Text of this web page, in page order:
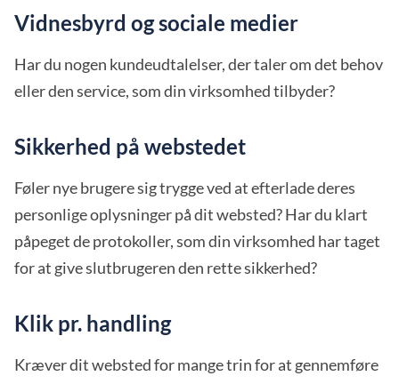
Vidnesbyrd og sociale medier
Har du nogen kundeudtalelser, der taler om det behov
eller den service, som din virksomhed tilbyder?
Sikkerhed på webstedet
Føler nye brugere sig trygge ved at efterlade deres
personlige oplysninger på dit websted? Har du klart
påpeget de protokoller, som din virksomhed har taget
for at give slutbrugeren den rette sikkerhed?
Klik pr. handling
Kræver dit websted for mange trin for at gennemføre